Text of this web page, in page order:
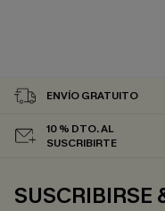
ENVÍO GRATUITO
10 % DTO. AL
SUSCRIBIRTE
SUSCRIBIRSE